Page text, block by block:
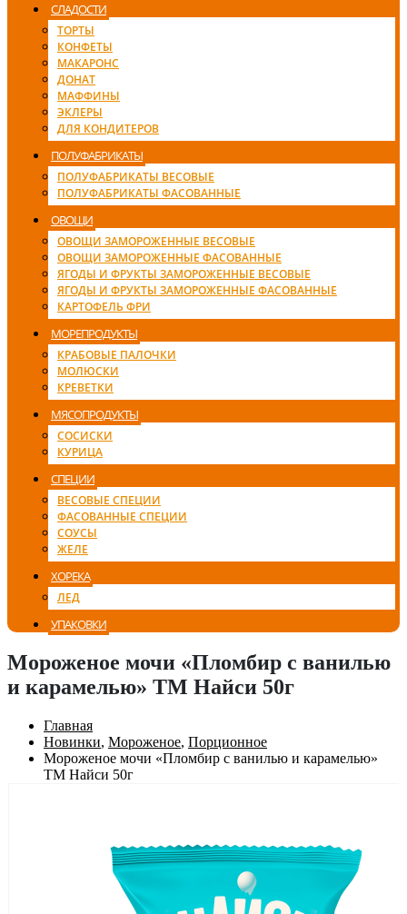
СЛАДОСТИ
ТОРТЫ
КОНФЕТЫ
МАКАРОНС
ДОНАТ
МАФФИНЫ
ЭКЛЕРЫ
ДЛЯ КОНДИТЕРОВ
ПОЛУФАБРИКАТЫ
ПОЛУФАБРИКАТЫ ВЕСОВЫЕ
ПОЛУФАБРИКАТЫ ФАСОВАННЫЕ
ОВОЩИ
ОВОЩИ ЗАМОРОЖЕННЫЕ ВЕСОВЫЕ
ОВОЩИ ЗАМОРОЖЕННЫЕ ФАСОВАННЫЕ
ЯГОДЫ И ФРУКТЫ ЗАМОРОЖЕННЫЕ ВЕСОВЫЕ
ЯГОДЫ И ФРУКТЫ ЗАМОРОЖЕННЫЕ ФАСОВАННЫЕ
КАРТОФЕЛЬ ФРИ
МОРЕПРОДУКТЫ
КРАБОВЫЕ ПАЛОЧКИ
МОЛЮСКИ
КРЕВЕТКИ
МЯСОПРОДУКТЫ
СОСИСКИ
КУРИЦА
СПЕЦИИ
ВЕСОВЫЕ СПЕЦИИ
ФАСОВАННЫЕ СПЕЦИИ
СОУСЫ
ЖЕЛЕ
ХОРЕКА
ЛЕД
УПАКОВКИ
Мороженое мочи «Пломбир с ванилью
и карамелью» ТМ Найси 50г
Главная
Новинки, Мороженое, Порционное
Мороженое мочи «Пломбир с ванилью и карамелью»
ТМ Найси 50г